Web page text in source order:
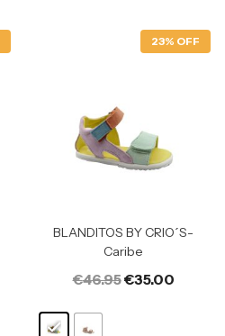
23% OFF
BLANDITOS BY CRIO´S-
Caribe
€46.95€35.00